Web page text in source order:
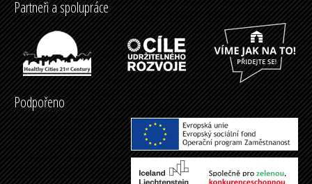
Partneři a spolupráce
Podpořeno